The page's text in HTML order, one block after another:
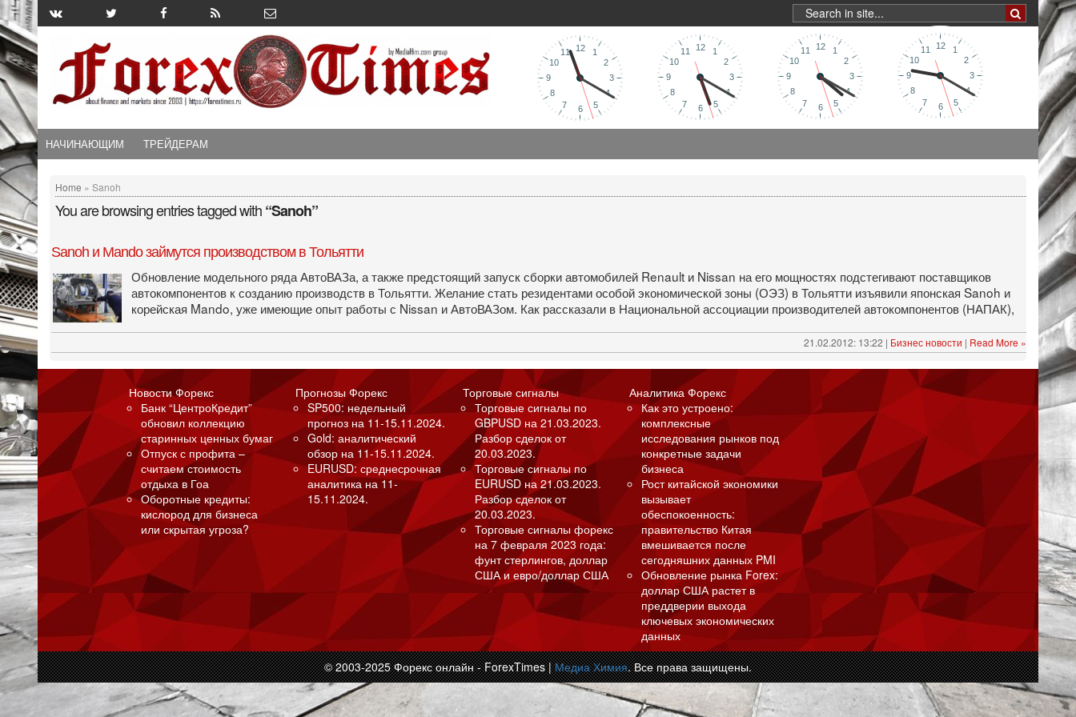
НАЧИНАЮЩИМ ТРЕЙДЕРАМ
Home » Sanoh
You are browsing entries tagged with“Sanoh”
Sanoh и Mando займутся производством в Тольятти
Обновление модельного ряда АвтоВАЗа, а также предстоящий запуск сборки автомобилей Renault и Nissan на его мощностях подстегивают поставщиков
автокомпонентов к созданию производств в Тольятти. Желание стать резидентами особой экономической зоны (ОЭЗ) в Тольятти изъявили японская Sanoh и
корейская Mando, уже имеющие опыт работы с Nissan и АвтоВАЗом. Как рассказали в Национальной ассоциации производителей автокомпонентов (НАПАК),
21.02.2012: 13:22 | Бизнес новости | Read More »
Новости Форекс
Банк “ЦентроКредит”
обновил коллекцию
старинных ценных бумаг
Отпуск с профита –
считаем стоимость
отдыха в Гоа
Оборотные кредиты:
кислород для бизнеса
или скрытая угроза?
Прогнозы Форекс
SP500: недельный
прогноз на 11-15.11.2024.
Gold: аналитический
обзор на 11-15.11.2024.
EURUSD: среднесрочная
аналитика на 11-
15.11.2024.
Торговые сигналы
Торговые сигналы по
GBPUSD на 21.03.2023.
Разбор сделок от
20.03.2023.
Торговые сигналы по
EURUSD на 21.03.2023.
Разбор сделок от
20.03.2023.
Торговые сигналы форекс
на 7 февраля 2023 года:
фунт стерлингов, доллар
США и евро/доллар США
Аналитика Форекс
Как это устроено:
комплексные
исследования рынков под
конкретные задачи
бизнеса
Рост китайской экономики
вызывает
обеспокоенность:
правительство Китая
вмешивается после
сегодняшних данных PMI
Обновление рынка Forex:
доллар США растет в
преддверии выхода
ключевых экономических
данных
© 2003-2025 Форекс онлайн - ForexTimes |Медиа Химия. Все права защищены.